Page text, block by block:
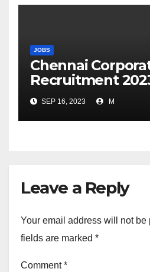
JOBS
Chennai
Recruitment
SEP 16, 2023 M
Leave a Reply
Your email address will not be
fields are marked *
Comment*